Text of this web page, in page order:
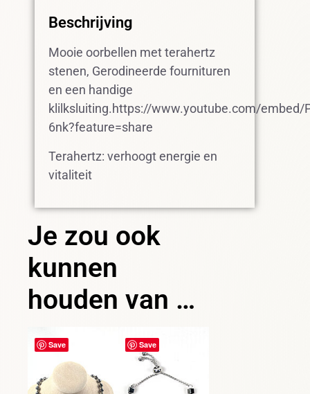
Beschrijving
Mooie oorbellen met terahertz
stenen, Gerodineerde fournituren
en een handige
klilksluiting.https://www.youtube.com/embed/
6nk?feature=share
Terahertz: verhoogt energie en
vitaliteit
Je zou ook
kunnen
houden van …
Save Save